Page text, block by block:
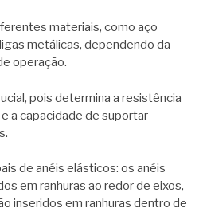
materiais, como aço
metálicas, dependendo da
operação.
pois determina a resistência
a capacidade de suportar
de anéis elásticos: os anéis
em ranhuras ao redor de eixos,
inseridos em ranhuras dentro de